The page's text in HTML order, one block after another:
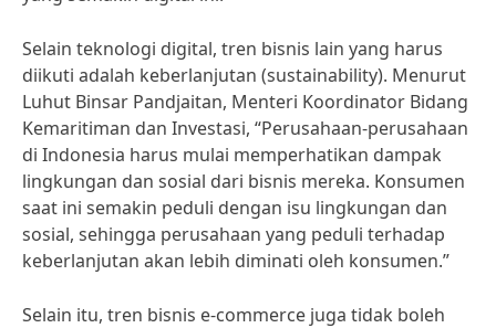
Selain teknologi digital, tren bisnis lain yang harus
diikuti adalah keberlanjutan (sustainability). Menurut
Luhut Binsar Pandjaitan, Menteri Koordinator Bidang
Kemaritiman dan Investasi, “Perusahaan-perusahaan
di Indonesia harus mulai memperhatikan dampak
lingkungan dan sosial dari bisnis mereka. Konsumen
saat ini semakin peduli dengan isu lingkungan dan
sosial, sehingga perusahaan yang peduli terhadap
keberlanjutan akan lebih diminati oleh konsumen.”
Selain itu, tren bisnis e-commerce juga tidak boleh